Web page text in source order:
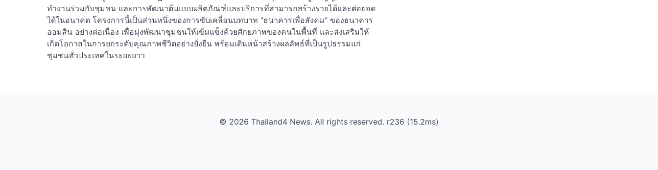
ทำงานร่วมกับชุมชน และการพัฒนาต้นแบบผลิตภัณฑ์และบริการที่สามารถสร้างรายได้และต่อยอด
ได้ในอนาคต โครงการนี้เป็นส่วนหนึ่งของการขับเคลื่อนบทบาท "ธนาคารเพื่อสังคม" ของธนาคาร
ออมสิน อย่างต่อเนื่อง เพื่อมุ่งพัฒนาชุมชนให้เข้มแข็งด้วยศักยภาพของคนในพื้นที่ และส่งเสริมให้
เกิดโอกาสในการยกระดับคุณภาพชีวิตอย่างยั่งยืน พร้อมเดินหน้าสร้างผลลัพธ์ที่เป็นรูปธรรมแก่
ชุมชนทั่วประเทศในระยะยาว
© 2026 Thailand4 News. All rights reserved. r236 (15.2ms)